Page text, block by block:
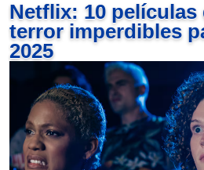
Netflix: 10 películas
terror imperdibles
2025